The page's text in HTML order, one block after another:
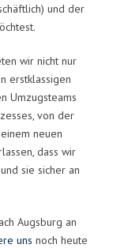
und der
wir nicht nur
erstklassigen
Umzugsteams
von der
neuen
dass wir
sie sicher an
Augsburg an
uns noch heute